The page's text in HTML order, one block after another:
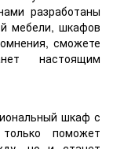
разработаны
мебели, шкафов
сможете
настоящим
шкаф с
поможет